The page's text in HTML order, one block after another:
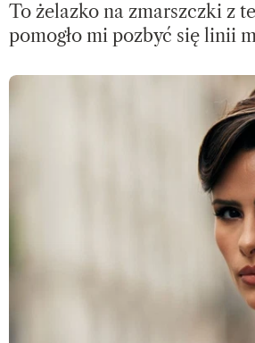
To żelazko na zmarszczki z
pomogło mi pozbyć się linii